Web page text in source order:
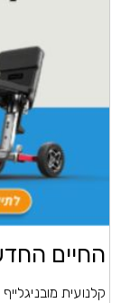
החיים
קלנועית